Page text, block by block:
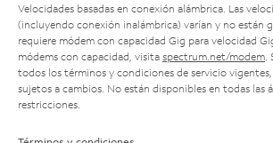
Velocidades basadas en conexión alámbrica. Las
(incluyendo conexión inalámbrica) varían y no están
requiere módem con capacidad Gig para velocidad
módems con capacidad, visita spectrum.net/modem
todos los términos y condiciones de servicio vigentes,
sujetos a cambios. No están disponibles en todas las
restricciones.